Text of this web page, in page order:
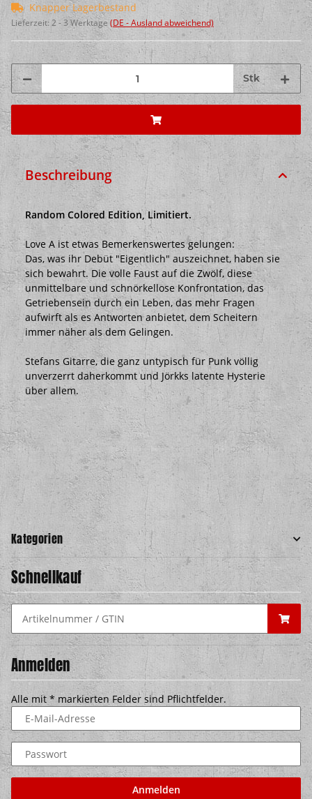
Knapper Lagerbestand
Lieferzeit: 2 - 3 Werktage (DE - Ausland abweichend)
Stk
Beschreibung
Random Colored Edition, Limitiert.
Love A ist etwas Bemerkenswertes gelungen:
Das, was ihr Debüt "Eigentlich" auszeichnet, haben sie
sich bewahrt. Die volle Faust auf die Zwölf, diese
unmittelbare und schnörkellose Konfrontation, das
Getriebensein durch ein Leben, das mehr Fragen
aufwirft als es Antworten anbietet, dem Scheitern
immer näher als dem Gelingen.
Stefans Gitarre, die ganz untypisch für Punk völlig
unverzerrt daherkommt und Jörkks latente Hysterie
über allem.
Kategorien
Schnellkauf
Anmelden
Alle mit * markierten Felder sind Pflichtfelder.
E-Mail-Adresse
Passwort
Anmelden